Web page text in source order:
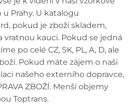
Prahy. U katalogu
pokud je zboží skladem,
kauci. Pokud se jedná
po celé CZ, SK, PL, A, D, ale
Pokud máte zájem o naši
našeho externího dopravce,
ZBOŽÍ. Menší objemy
Toptrans.